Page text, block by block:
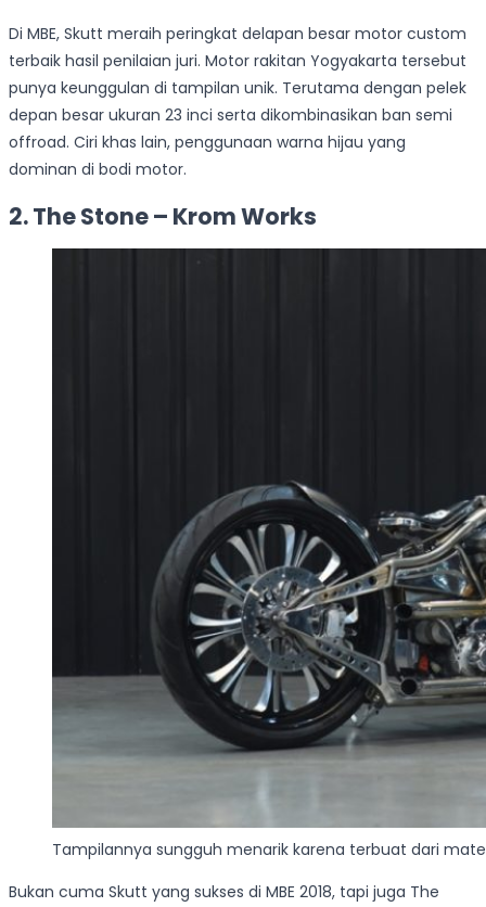
Di MBE, Skutt meraih peringkat delapan besar motor custom
terbaik hasil penilaian juri. Motor rakitan Yogyakarta tersebut
punya keunggulan di tampilan unik. Terutama dengan pelek
depan besar ukuran 23 inci serta dikombinasikan ban semi
offroad. Ciri khas lain, penggunaan warna hijau yang
dominan di bodi motor.
2. The Stone – Krom Works
Tampilannya sungguh menarik karena terbuat dari
Bukan cuma Skutt yang sukses di MBE 2018, tapi juga The